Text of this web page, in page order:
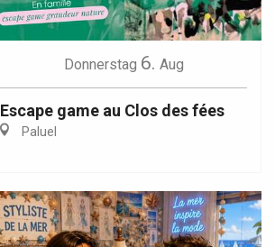
Donnerstag 6. Aug
Escape game au Clos des fées
Paluel